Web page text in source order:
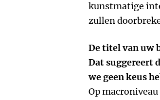
kunstmatige
zullen
De titel van uw
Dat suggereert
we geen keus
Op